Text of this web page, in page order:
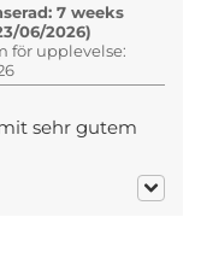
7 weeks
06/2026)
för upplevelse:
sehr gutem